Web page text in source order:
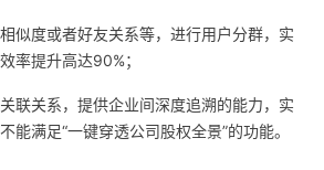
似度或者好友关系等，进行用户分群，实
率提升高达90%；
联关系，提供企业间深度追溯的能力，实
能满足“一键穿透公司股权全景”的功能。